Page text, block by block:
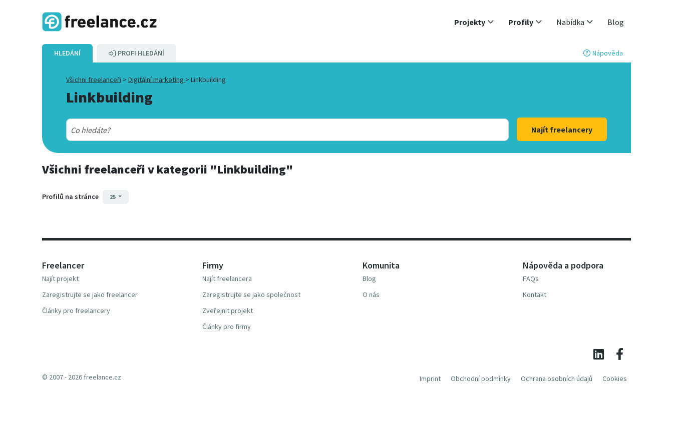
Projekty Profily Nabídka Blog
HLEDÁNÍ PROFI HLEDÁNÍ Nápověda
Všichni freelanceři > Digitální marketing > Linkbuilding
Linkbuilding
Najít freelancery
Všichni freelanceřiv kategorii "Linkbuilding"
Profilů na stránce 25
Freelancer
Najít projekt
Zaregistrujte se jako freelancer
Články pro freelancery
Firmy
Najít freelancera
Zaregistrujte se jako společnost
Zveřejnit projekt
Články pro firmy
Komunita
Blog
O nás
Nápověda a podpora
FAQs
Kontakt
Imprint Obchodní podmínky Ochrana osobních údajů Cookies
© 2007 - 2026 freelance.cz